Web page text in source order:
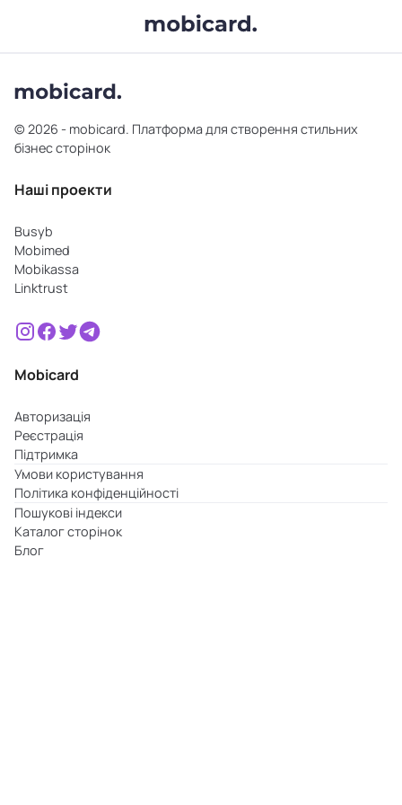
© 2026 - mobicard. Платформа для створення стильних
бізнес сторінок
Наші проекти
Busyb
Mobimed
Mobikassa
Linktrust
Mobicard
Авторизація
Реєстрація
Підтримка
Умови користування
Політика конфіденційності
Пошукові індекси
Каталог сторінок
Блог